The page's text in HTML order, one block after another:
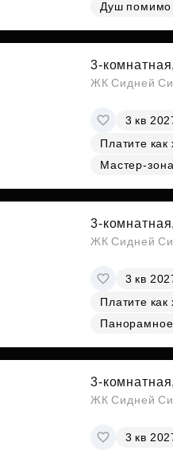
СубсидииДуш помимо
3-комнатная,
ЖК Сидней
3 кв
Платите как
Мастер-
3-комнатная,
ЖК Сидней
3 кв
Платите как
3-комнатная,
ЖК Сидней
3 кв